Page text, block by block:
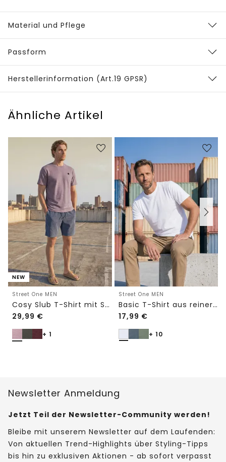
Material und Pflege
Passform
Herstellerinformation (Art.19 GPSR)
Ähnliche Artikel
NEW
Street One MEN
Cosy Slub T-Shirt mit Struktur
29,99 €
+ 1
Street One MEN
Basic T-Shirt aus reiner Baumwolle
17,99 €
+ 10
Newsletter Anmeldung
Jetzt Teil der Newsletter-Community werden!
Bleibe mit unserem Newsletter auf dem Laufenden:
Von aktuellen Trend-Highlights über Styling-Tipps
bis hin zu exklusiven Aktionen - ab sofort verpasst